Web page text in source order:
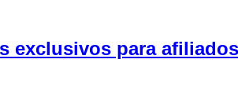
exclusivos para